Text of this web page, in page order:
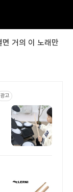
거의 이 노래만
광고